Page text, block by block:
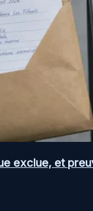
exclue, et